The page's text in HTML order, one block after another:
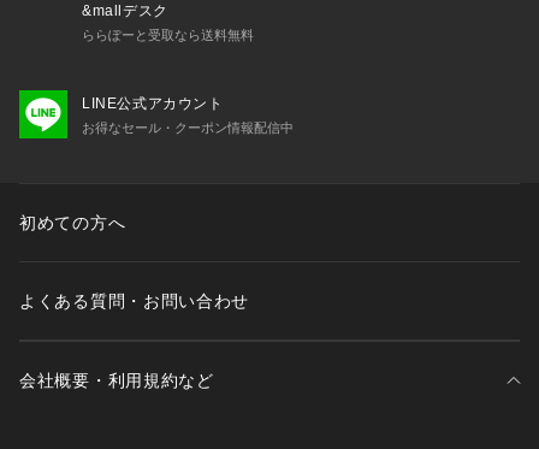
&mallデスク
ららぽーと受取なら送料無料
LINE公式アカウント
お得なセール・クーポン情報配信中
初めての方へ
よくある質問・お問い合わせ
会社概要・利用規約など